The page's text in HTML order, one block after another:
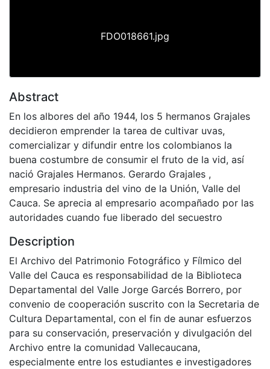
FDO018661.jpg
Abstract
En los albores del año 1944, los 5 hermanos Grajales
decidieron emprender la tarea de cultivar uvas,
comercializar y difundir entre los colombianos la
buena costumbre de consumir el fruto de la vid, así
nació Grajales Hermanos. Gerardo Grajales ,
empresario industria del vino de la Unión, Valle del
Cauca. Se aprecia al empresario acompañado por las
autoridades cuando fue liberado del secuestro
Description
El Archivo del Patrimonio Fotográfico y Fílmico del
Valle del Cauca es responsabilidad de la Biblioteca
Departamental del Valle Jorge Garcés Borrero, por
convenio de cooperación suscrito con la Secretaria de
Cultura Departamental, con el fin de aunar esfuerzos
para su conservación, preservación y divulgación del
Archivo entre la comunidad Vallecaucana,
especialmente entre los estudiantes e investigadores